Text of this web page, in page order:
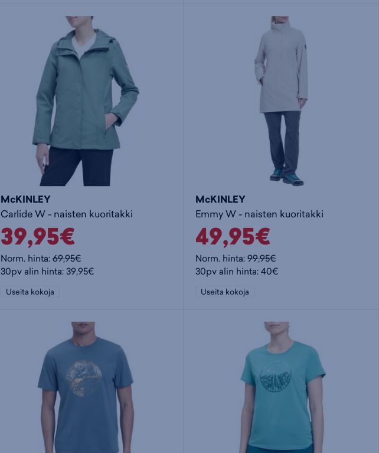
McKINLEY
Carlide W - naisten kuoritakki
39,95€
Norm. hinta:69,95€
30pv alin hinta: 39,95€
Useita kokoja
McKINLEY
Emmy W - naisten kuoritakki
49,95€
Norm. hinta:99,95€
30pv alin hinta: 40€
Useita kokoja